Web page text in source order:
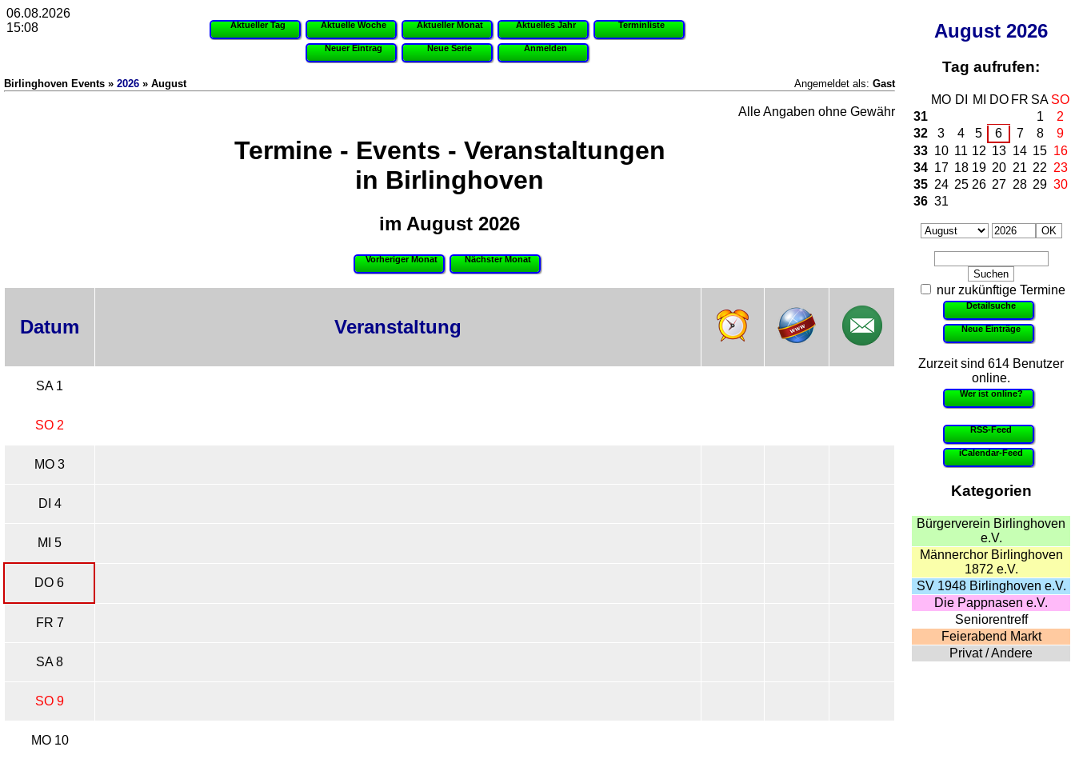
August 2026
Tag aufrufen:
MO DI MI DO FR SA SO
31
1
2
32
3 4 5 6 7 8
9
33 10 11 12 13 14 15 16
34 17 18 19 20 21 22 23
35 24 25 26 27 28 29 30
36 31
nur zukünftige Termine
Detailsuche
Neue Einträge
Zurzeit sind 614 Benutzer
online.
Wer ist online?
RSS-Feed
iCalendar-Feed
Kategorien
Bürgerverein Birlinghoven
e.V.
Männerchor Birlinghoven
1872 e.V.
SV 1948 Birlinghoven e.V.
Die Pappnasen e.V.
Seniorentreff
Feierabend Markt
Privat / Andere
Aktueller Tag Aktuelle Woche Aktueller Monat Aktuelles Jahr Terminliste
Neuer Eintrag Neue Serie Anmelden
Birlinghoven Events » 2026 » August Angemeldet als: Gast
Alle Angaben ohne Gewähr
Termine - Events - Veranstaltungen
in Birlinghoven
im August 2026
Vorheriger Monat Nächster Monat
Datum Veranstaltung
SA 1
SO 2
MO 3
DI 4
MI 5
DO 6
FR 7
SA 8
SO 9
MO 10
06.08.2026
15:08